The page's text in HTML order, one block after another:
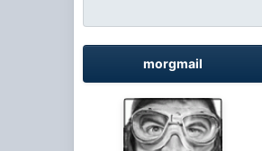
morgmail